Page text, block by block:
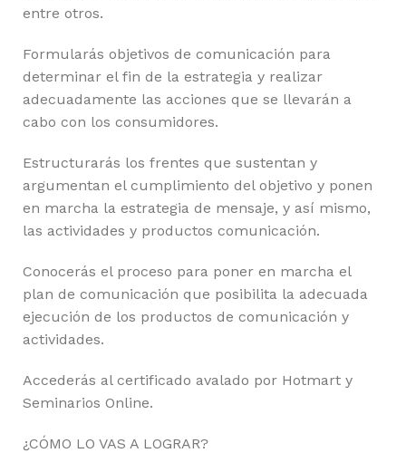
entre otros.
Formularás objetivos de comunicación para
determinar el fin de la estrategia y realizar
adecuadamente las acciones que se llevarán a
cabo con los consumidores.
Estructurarás los frentes que sustentan y
argumentan el cumplimiento del objetivo y ponen
en marcha la estrategia de mensaje, y así mismo,
las actividades y productos comunicación.
Conocerás el proceso para poner en marcha el
plan de comunicación que posibilita la adecuada
ejecución de los productos de comunicación y
actividades.
Accederás al certificado avalado por Hotmart y
Seminarios Online.
¿CÓMO LO VAS A LOGRAR?